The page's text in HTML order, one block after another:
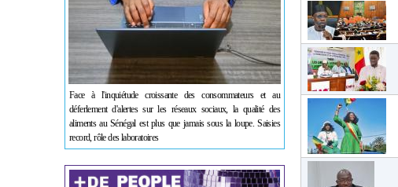
Face à l'inquiétude croissante des consommateurs et au
déferlement d'alertes sur les réseaux sociaux, la qualité des
aliments au Sénégal est plus que jamais sous la loupe. Saisies
record, rôle des laboratoires